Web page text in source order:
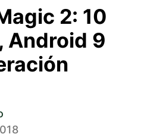
2: 10
Android 9